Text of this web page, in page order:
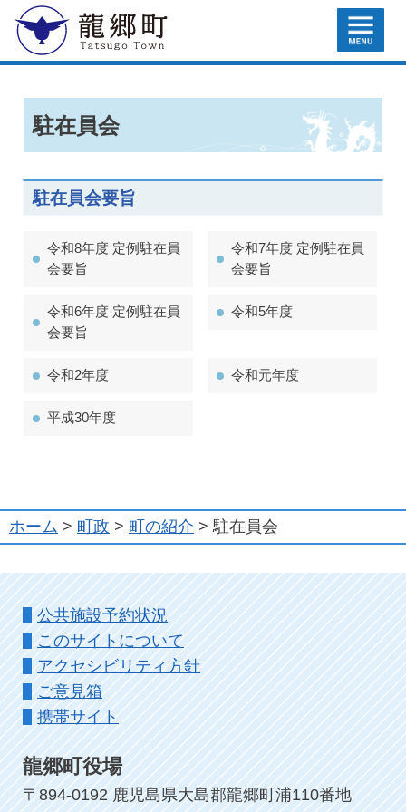
龍郷町 MENU
駐在員会
駐在員会要旨
令和8年度 定例駐在員
会要旨
令和7年度 定例駐在員
会要旨
令和6年度 定例駐在員
会要旨
令和5年度
令和2年度 令和元年度
平成30年度
ホーム > 町政 > 町の紹介 > 駐在員会
公共施設予約状況
このサイトについて
アクセシビリティ方針
ご意見箱
携帯サイト
龍郷町役場
〒894-0192 鹿児島県大島郡龍郷町浦110番地